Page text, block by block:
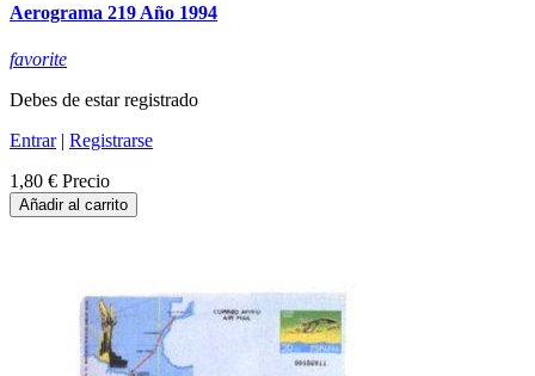
Aerograma 219 Año 1994
favorite
Debes de estar registrado
Entrar| Registrarse
1,80 € Precio
Añadir al carrito